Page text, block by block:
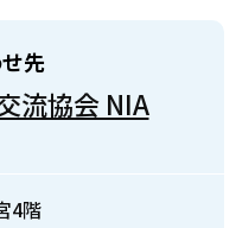
先
流協会 NIA
4階